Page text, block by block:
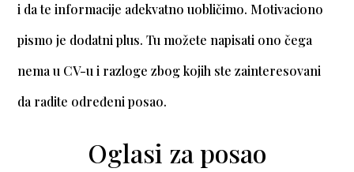
i da te informacije adekvatno uobličimo. Motivaciono
pismo je dodatni plus. Tu možete napisati ono čega
nema u CV-u i razloge zbog kojih ste zainteresovani
da radite određeni posao.
Oglasi za posao